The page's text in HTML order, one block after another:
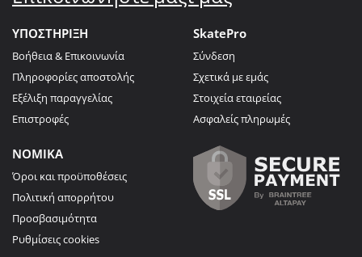
ΥΠΟΣΤΗΡΙΞΗ
Βοήθεια & Επικοινωνία
Πληροφορίες αποστολής
Εξέλιξη παραγγελίας
Επιστροφές
SkatePro
Σύνδεση
Σχετικά με εμάς
Στοιχεία εταιρείας
Ασφαλείς πληρωμές
ΝΟΜΙΚΑ
Όροι και προϋποθέσεις
Πολιτική απορρήτου
Προσβασιμότητα
Ρυθμίσεις cookies